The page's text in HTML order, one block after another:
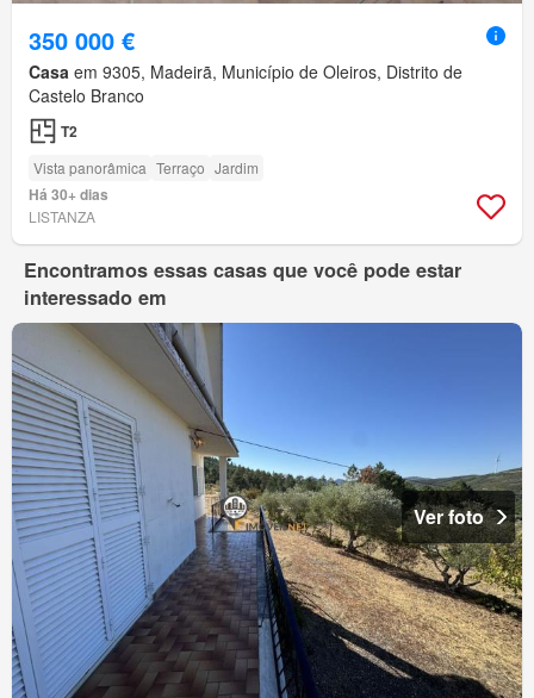
350 000 €
Casa em 9305, Madeirã, Município de Oleiros, Distrito de
Castelo Branco
T2
Vista panorâmica Terraço Jardim
Há 30+ dias
LISTANZA
Encontramos essas casas que você pode estar
interessado em
Ver foto